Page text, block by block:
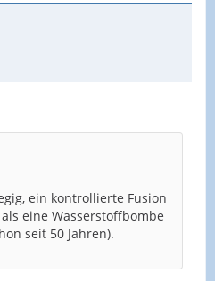
ein kontrollierte Fusion
eine Wasserstoffbombe
seit 50 Jahren).